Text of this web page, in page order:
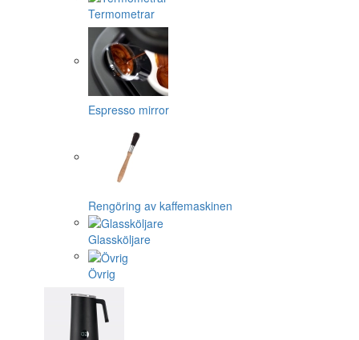
Termometrar
Espresso mirror
Rengöring av kaffemaskinen
Glassköljare
Övrig